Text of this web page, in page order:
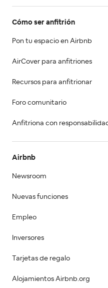
Cómo ser anfitrión
Pon tu espacio en Airbnb
AirCover para anfitriones
Recursos para anfitrionar
Foro comunitario
Anfitriona con
Airbnb
Newsroom
Nuevas funciones
Empleo
Inversores
Tarjetas de regalo
Alojamientos Airbnb.org